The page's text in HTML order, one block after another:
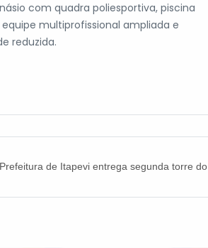
com quadra poliesportiva, piscina
multiprofissional ampliada e
reduzida.
Prefeitura de Itapevi entrega segunda torre do